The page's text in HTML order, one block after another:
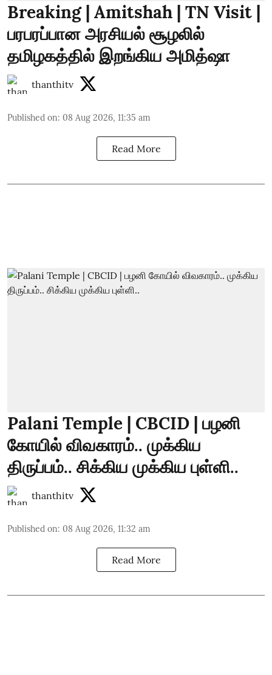
Breaking | Amitshah | TN Visit |
பரபரப்பான அரசியல் சூழலில்
தமிழகத்தில் இறங்கிய அமித்ஷா
thanthitv
Published on: 08 Aug 2026, 11:35 am
Read More
Palani Temple | CBCID | பழனி
கோயில் விவகாரம்.. முக்கிய
திருப்பம்.. சிக்கிய முக்கிய புள்ளி..
thanthitv
Published on: 08 Aug 2026, 11:32 am
Read More